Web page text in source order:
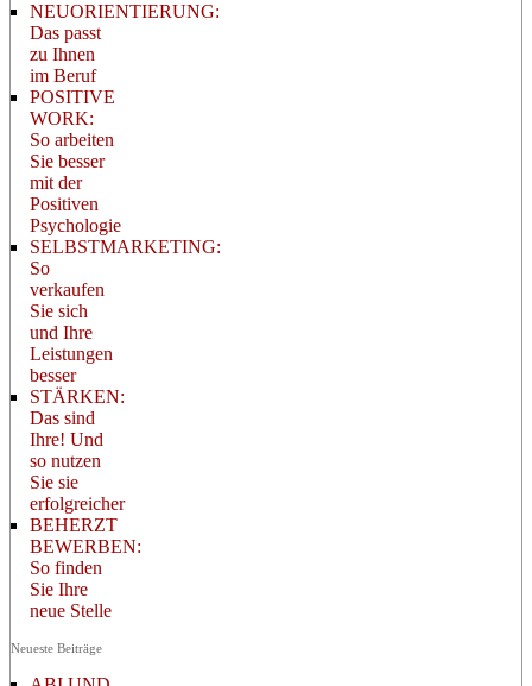
NEUORIENTIERUNG:
Das passt
zu Ihnen
im Beruf
POSITIVE
WORK:
So arbeiten
Sie besser
mit der
Positiven
Psychologie
SELBSTMARKETING:
So
verkaufen
Sie sich
und Ihre
Leistungen
besser
STÄRKEN:
Das sind
Ihre! Und
so nutzen
Sie sie
erfolgreicher
BEHERZT
BEWERBEN:
So finden
Sie Ihre
neue Stelle
Neueste Beiträge